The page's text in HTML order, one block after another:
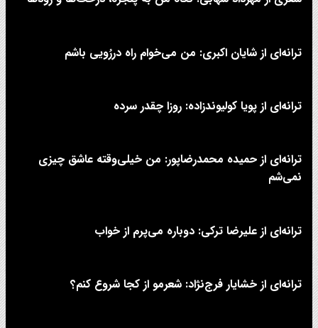
ترانه‌ای از شایان اکبری: من می‌خوام راه دررُویی باشم
ترانه‌ای از پویا کولیوندزاده: روزا چقدر سرده
ترانه‌ای از حمیده محمدرضاپور: من خیلی‌وقته عاشق چیزی
نمی‌شم
ترانه‌ای از علیرضا ترکی: دوباره می‌پرم از خواب
ترانه‌ای از خشایار فرج‌نژاد: شعرمو از کجا شروع کنم؟